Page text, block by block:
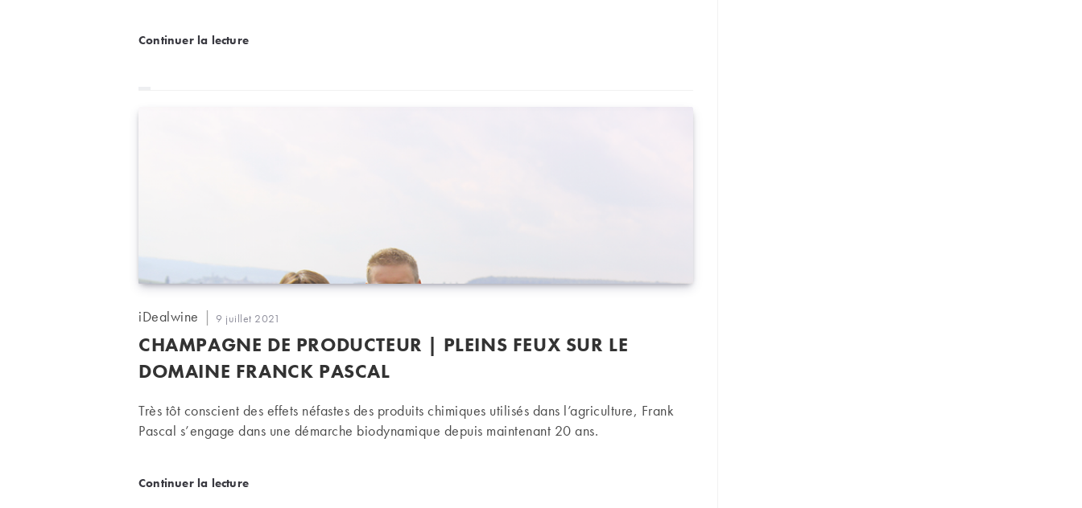
Continuer la lectureDomaine de La Butte : des cabernets francs au sommet de Bourgueil
Auteur/autrice
la
publication :
iDealwine
Publication
9 juillet 2021
CHAMPAGNE DE PRODUCTEUR | PLEINS FEUX SUR LE
DOMAINE FRANCK PASCAL
Très tôt conscient des effets néfastes des produits chimiques utilisés dans l’agriculture, Frank
Pascal s’engage dans une démarche biodynamique depuis maintenant 20 ans.
Continuer la lectureChampagne de producteur | Pleins feux sur le domaine Franck Pascal